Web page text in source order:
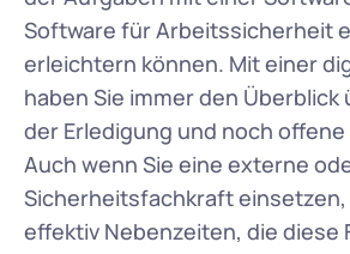
Software für Arbeitssicherheit
erleichtern können. Mit einer
haben Sie immer den Überblick
der Erledigung und noch
Auch wenn Sie eine externe
Sicherheitsfachkraft
effektiv Nebenzeiten, die diese